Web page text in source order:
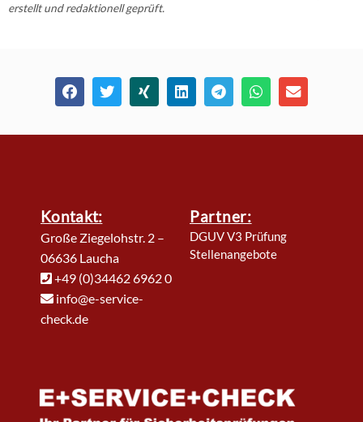
erstellt und redaktionell geprüft.
Kontakt:
Große Ziegelohstr. 2 –
06636 Laucha
+49 (0)34462 6962 0
info@e-service-
check.de
Partner:
DGUV V3 Prüfung
Stellenangebote